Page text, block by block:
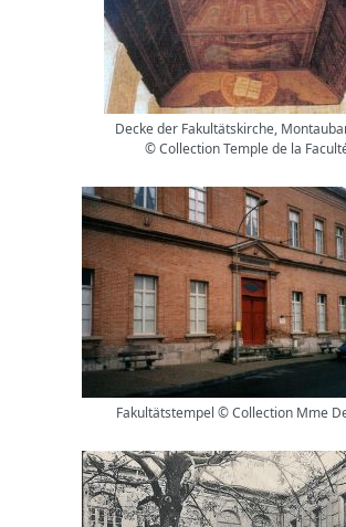
Decke der Fakultätskirche,
© Collection Temple de la
Fakultätstempel © Collection Mme